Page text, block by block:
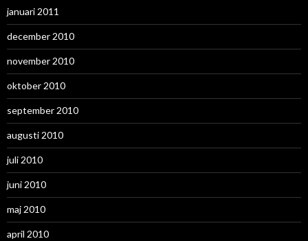
januari 2011
december 2010
november 2010
oktober 2010
september 2010
augusti 2010
juli 2010
juni 2010
maj 2010
april 2010